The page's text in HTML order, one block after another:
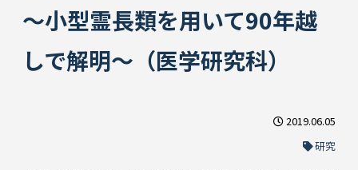
〜小型霊長類を用いて90年越
しで解明〜（医学研究科）
2019.06.05
研究